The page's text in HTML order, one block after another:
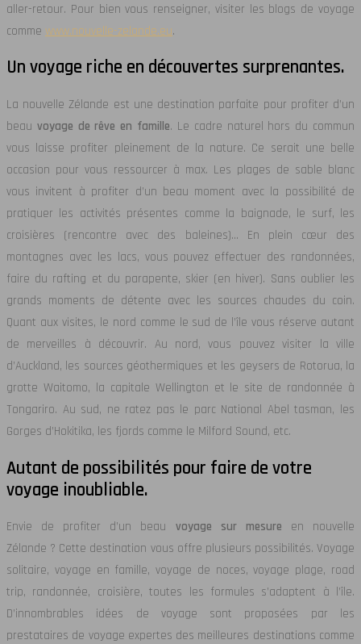
aller-retour. Pour bien vous renseigner, visiter les blogs de voyage
comme www.nouvelle-zelande.eu.
Un voyage riche en découvertes surprenantes.
La nouvelle Zélande est une destination parfaite pour profiter d’un
beau voyage de rêve en famille. Le cadre naturel hors du commun
vous laisse profiter pleinement de la nature. Ce serait une belle
occasion pour vous ressourcer à max. Les plages de sable blanc
vous invitent à profiter d’un beau moment avec la possibilité de
pratiquer les activités présentes comme la baignade, le surf, les
croisières (rencontre avec des baleines)… En plein cœur des
montagnes avec les lacs, vous pouvez effectuer des randonnées,
faire du rafting et du parapente, skier (en hiver). Sans oublier les
grands moments de détente avec les sources chaudes du coin.
Quant aux visites, le nord comme le sud de l’île vous réserve autant
de merveilles à découvrir. Au nord, vous pouvez visiter la ville
d’Auckland, les sources géothermiques et les geysers de Rotorua, la
grotte Waitomo, la capitale Wellington et le site de randonnée à
Tongariro. Au sud, ne ratez pas le parc National Abel tasman, les
Gorges d’Hokitika, les fjords comme le Milford Sound, etc.
Autant de possibilités pour faire de votre
voyage inoubliable.
Envie de profiter d’un beau voyage sur mesure en nouvelle
Zélande ? Cette destination vous offre plusieurs possibilités. Voyage
solitaire, voyage en famille, voyage de noces, voyage plage, road
trip, randonnée, croisière, toutes les formules s’adaptent à l’île.
D’innombrables idées de voyage sont proposées par les
prestataires de voyage expertes des meilleures destinations comme